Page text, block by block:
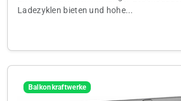
Ladezyklen bieten und hohe...
Balkonkraftwerke